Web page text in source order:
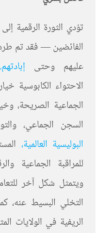
تؤدي الثورة الرقمية
الفائضين — فقد تم
عليهم وحتى إبادتهم.
الاحتواء الكابوسية
الجماعية الصريحة،
السجن الجماعي،
البوليسية العالمية،
للمراقبة الجماعية
ويتمثل شكل آخر
التخلي البسيط عنه،
الريفية في الولايات